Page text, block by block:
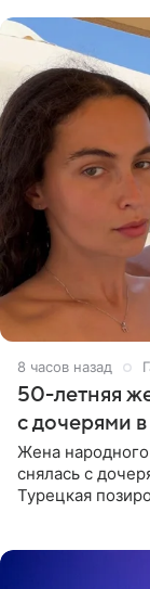
8 часов назад
50-летняя
с дочерями
Жена
снялась с
Турецкая